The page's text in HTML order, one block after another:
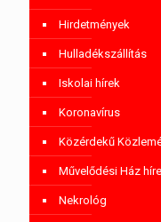
Hirdetmények
Hulladékszállítás
Iskolai hírek
Koronavírus
Közérdekű
Művelődési Ház
Nekrológ